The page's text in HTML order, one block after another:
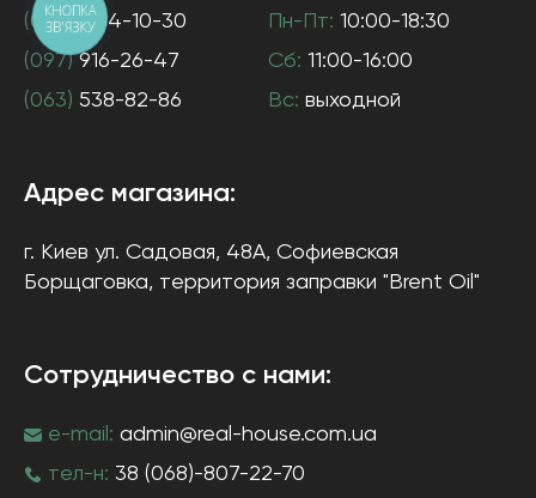
(044)384-10-30
(097)916-26-47
(063) 538-82-86
Пн-Пт: 10:00-18:30
Сб: 11:00-16:00
Вс: выходной
Адрес магазина:
г. Киев ул. Садовая, 48А, Софиевская
Борщаговка, территория заправки "Brent Oil"
Сотрудничество с нами:
e-mail: admin@real-house.com.ua
тел-н: 38 (068)-807-22-70
КНОПКА
ЗВ'ЯЗКУ